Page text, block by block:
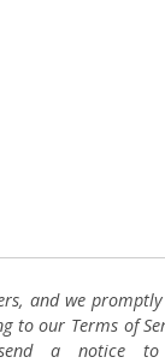
and we
to our Terms of
send a notice